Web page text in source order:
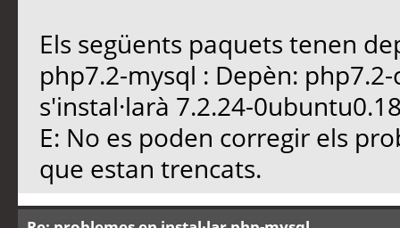
Els següents paquets tenen
php7.2-mysql : Depèn:
s'instal·larà 7.2.24-
E: No es poden corregir els
que estan trencats.